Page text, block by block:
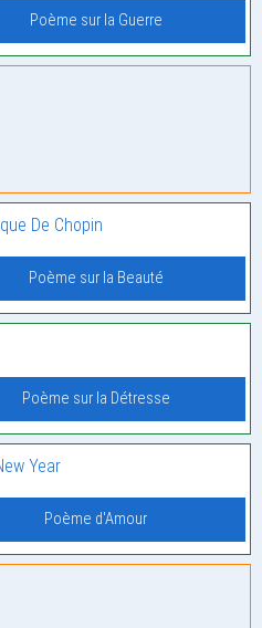
Poème sur la Guerre
De Chopin
Poème sur la Beauté
Poème sur la Détresse
Year
Poème d'Amour